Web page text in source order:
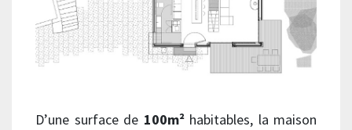
D’une surface de 100m²habitables, la maison